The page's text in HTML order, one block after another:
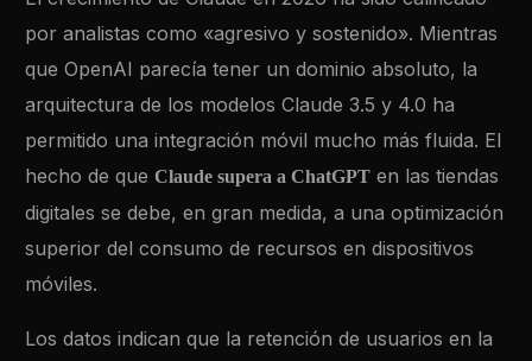
por analistas como «agresivo y sostenido». Mientras
que OpenAI parecía tener un dominio absoluto, la
arquitectura de los modelos Claude 3.5 y 4.0 ha
permitido una integración móvil mucho más fluida. El
hecho de queClaude supera a ChatGPT en las tiendas
digitales se debe, en gran medida, a una optimización
superior del consumo de recursos en dispositivos
móviles.
Los datos indican que la retención de usuarios en la